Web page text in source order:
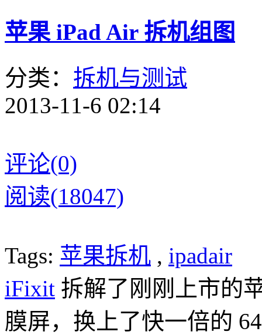
苹果 iPad Air 拆机组图
分类： 拆机与测试
2013-11-6 02:14
评论(0)
阅读(18047)
Tags: 苹果拆机 , ipadair
iFixit 拆解了刚刚上市的
膜屏，换上了快一倍的